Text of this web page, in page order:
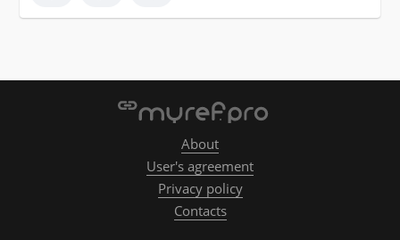
About
User's agreement
Privacy policy
Contacts